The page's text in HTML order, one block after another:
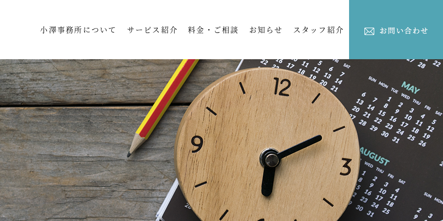
小澤事務所について サービス紹介 料金・ご相談 お知らせ スタッフ紹介